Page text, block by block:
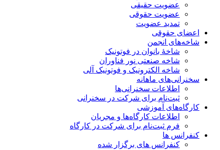
عضویت حقیقی
عضویت حقوقی
تمدید عضویت
اعضای حقوقی
شاخه‌های انجمن
شاخۀ بانوان در فوتونیک
شاخه صنعتی نور فناوران
شاخه‌ الکترونیک و فوتونیک آلی
سخنرانی‌های ماهانه
اطلاعات سخنرانی‌‌ها
ثبت‌نام برای شرکت در سخنرانی
کارگاه‌های آموزشی
اطلاعات کارگاه‌ها و مجریان
فرم ثبت‌نام برای شرکت در کارگاه
کنفرانس ها
کنفرانس های برگزار شده